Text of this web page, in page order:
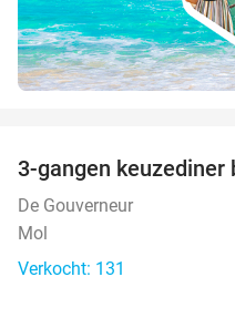
3-gangen keuzediner
De Gouverneur
Mol
Verkocht: 131